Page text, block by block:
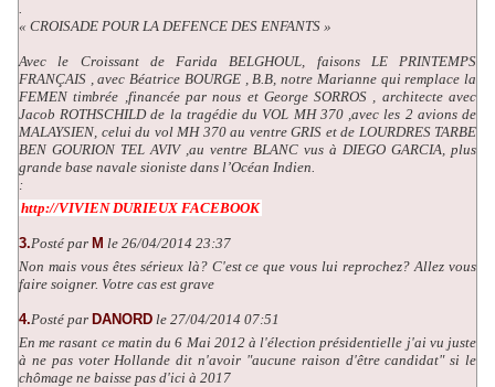
« CROISADE POUR LA DEFENCE DES ENFANTS »
Avec le Croissant de Farida BELGHOUL, faisons LE PRINTEMPS
FRANÇAIS , avec Béatrice BOURGE , B.B, notre Marianne qui remplace la
FEMEN timbrée ,financée par nous et George SORROS , architecte avec
Jacob ROTHSCHILD de la tragédie du VOL MH 370 ,avec les 2 avions de
MALAYSIEN, celui du vol MH 370 au ventre GRIS et de LOURDRES TARBE
BEN GOURION TEL AVIV ,au ventre BLANC vus à DIEGO GARCIA, plus
grande base navale sioniste dans l’Océan Indien.
:
http://VIVIEN DURIEUX FACEBOOK
3.Posté par M le 26/04/2014 23:37
Non mais vous êtes sérieux là? C'est ce que vous lui reprochez? Allez vous
faire soigner. Votre cas est grave
4.Posté par DANORD le 27/04/2014 07:51
En me rasant ce matin du 6 Mai 2012 à l'élection présidentielle j'ai vu juste
à ne pas voter Hollande dit n'avoir "aucune raison d'être candidat" si le
chômage ne baisse pas d'ici à 2017